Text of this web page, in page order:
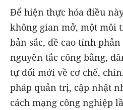
Để hiện thực hóa điều
không gian mở, một môi
bản sắc, đề cao tính
nguyên tắc công bằng,
tự đổi mới về cơ chế,
pháp quản trị, cập nhật
cách mạng công nghiệp